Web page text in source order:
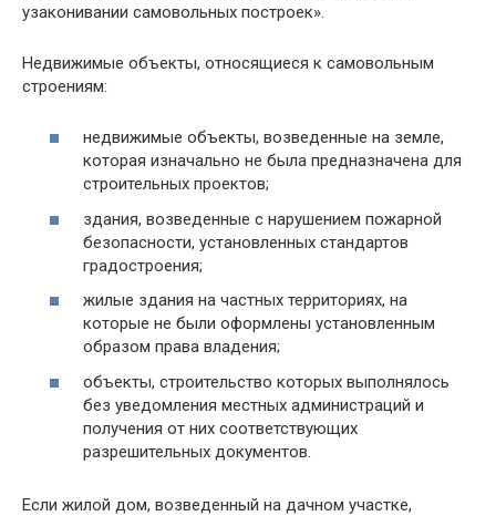
узаконивании самовольных построек».
Недвижимые объекты, относящиеся к самовольным
строениям:
недвижимые объекты, возведенные на земле,
которая изначально не была предназначена для
строительных проектов;
здания, возведенные с нарушением пожарной
безопасности, установленных стандартов
градостроения;
жилые здания на частных территориях, на
которые не были оформлены установленным
образом права владения;
объекты, строительство которых выполнялось
без уведомления местных администраций и
получения от них соответствующих
разрешительных документов.
Если жилой дом, возведенный на дачном участке,